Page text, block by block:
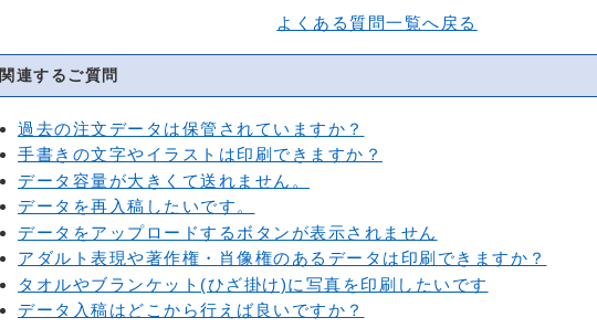
よくある質問一覧へ戻る
関連するご質問
過去の注文データは保管されていますか？
手書きの文字やイラストは印刷できますか？
データ容量が大きくて送れません。
データを再入稿したいです。
データをアップロードするボタンが表示されません
アダルト表現や著作権・肖像権のあるデータは印刷できますか？
タオルやブランケット(ひざ掛け)に写真を印刷したいです
データ入稿はどこから行えば良いですか？